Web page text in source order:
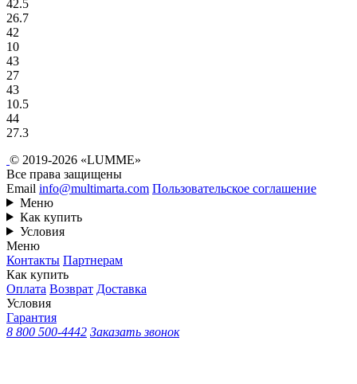
42.5
26.7
42
10
43
27
43
10.5
44
27.3
© 2019-2026 «LUMME»
Все права защищены
Email info@multimarta.com Пользовательское соглашение
Меню
Как купить
Условия
Меню
Контакты Партнерам
Как купить
Оплата Возврат Доставка
Условия
Гарантия
8 800 500-4442 Заказать звонок